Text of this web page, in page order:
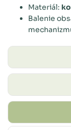
Materiál:
Balenie